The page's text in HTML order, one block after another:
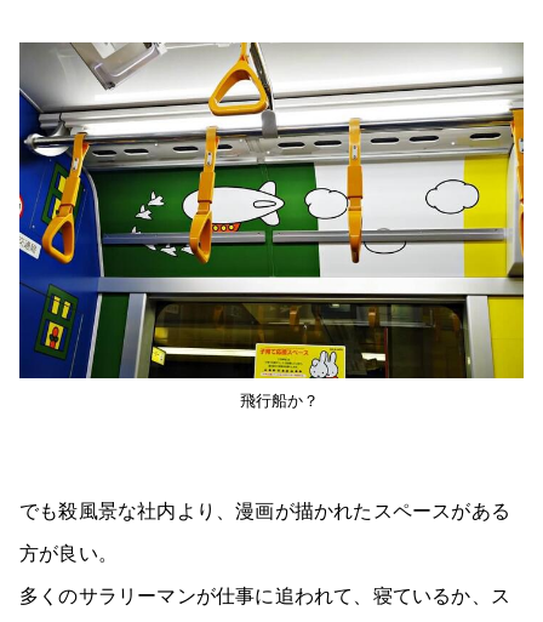
飛行船か？
でも殺風景な社内より、漫画が描かれたスペースがある
方が良い。
多くのサラリーマンが仕事に追われて、寝ているか、ス